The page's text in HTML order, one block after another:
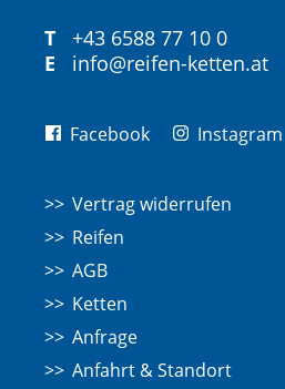
T
+43 6588 77 10 0
E
info@reifen-ketten.at
Facebook Instagram
Vertrag widerrufen
Reifen
AGB
Ketten
Anfrage
Anfahrt & Standort